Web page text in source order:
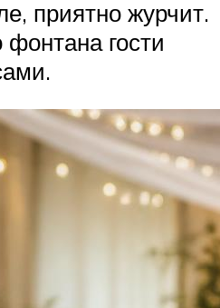
приятно журчит.
фонтана гости